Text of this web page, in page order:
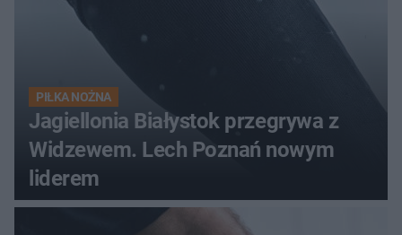
PIŁKA NOŻNA
Jagiellonia Białystok przegrywa z
Widzewem. Lech Poznań nowym
liderem